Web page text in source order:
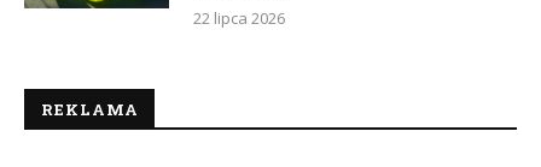
22 lipca 2026
REKLAMA